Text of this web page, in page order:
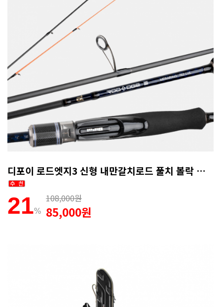
디포이 로드엣지3 신형 내만갈치로드 풀치 볼락 전갱이 무늬오징어 호레기 루어낚시대 762
21%
108,000원
85,000원